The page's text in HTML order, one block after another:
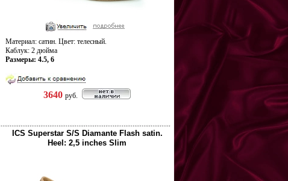
Материал: сатин. Цвет: телесный.
Каблук: 2 дюйма
Размеры: 4.5, 6
3640 руб.
ICS Superstar S/S Diamante Flash satin.
Heel: 2,5 inches Slim